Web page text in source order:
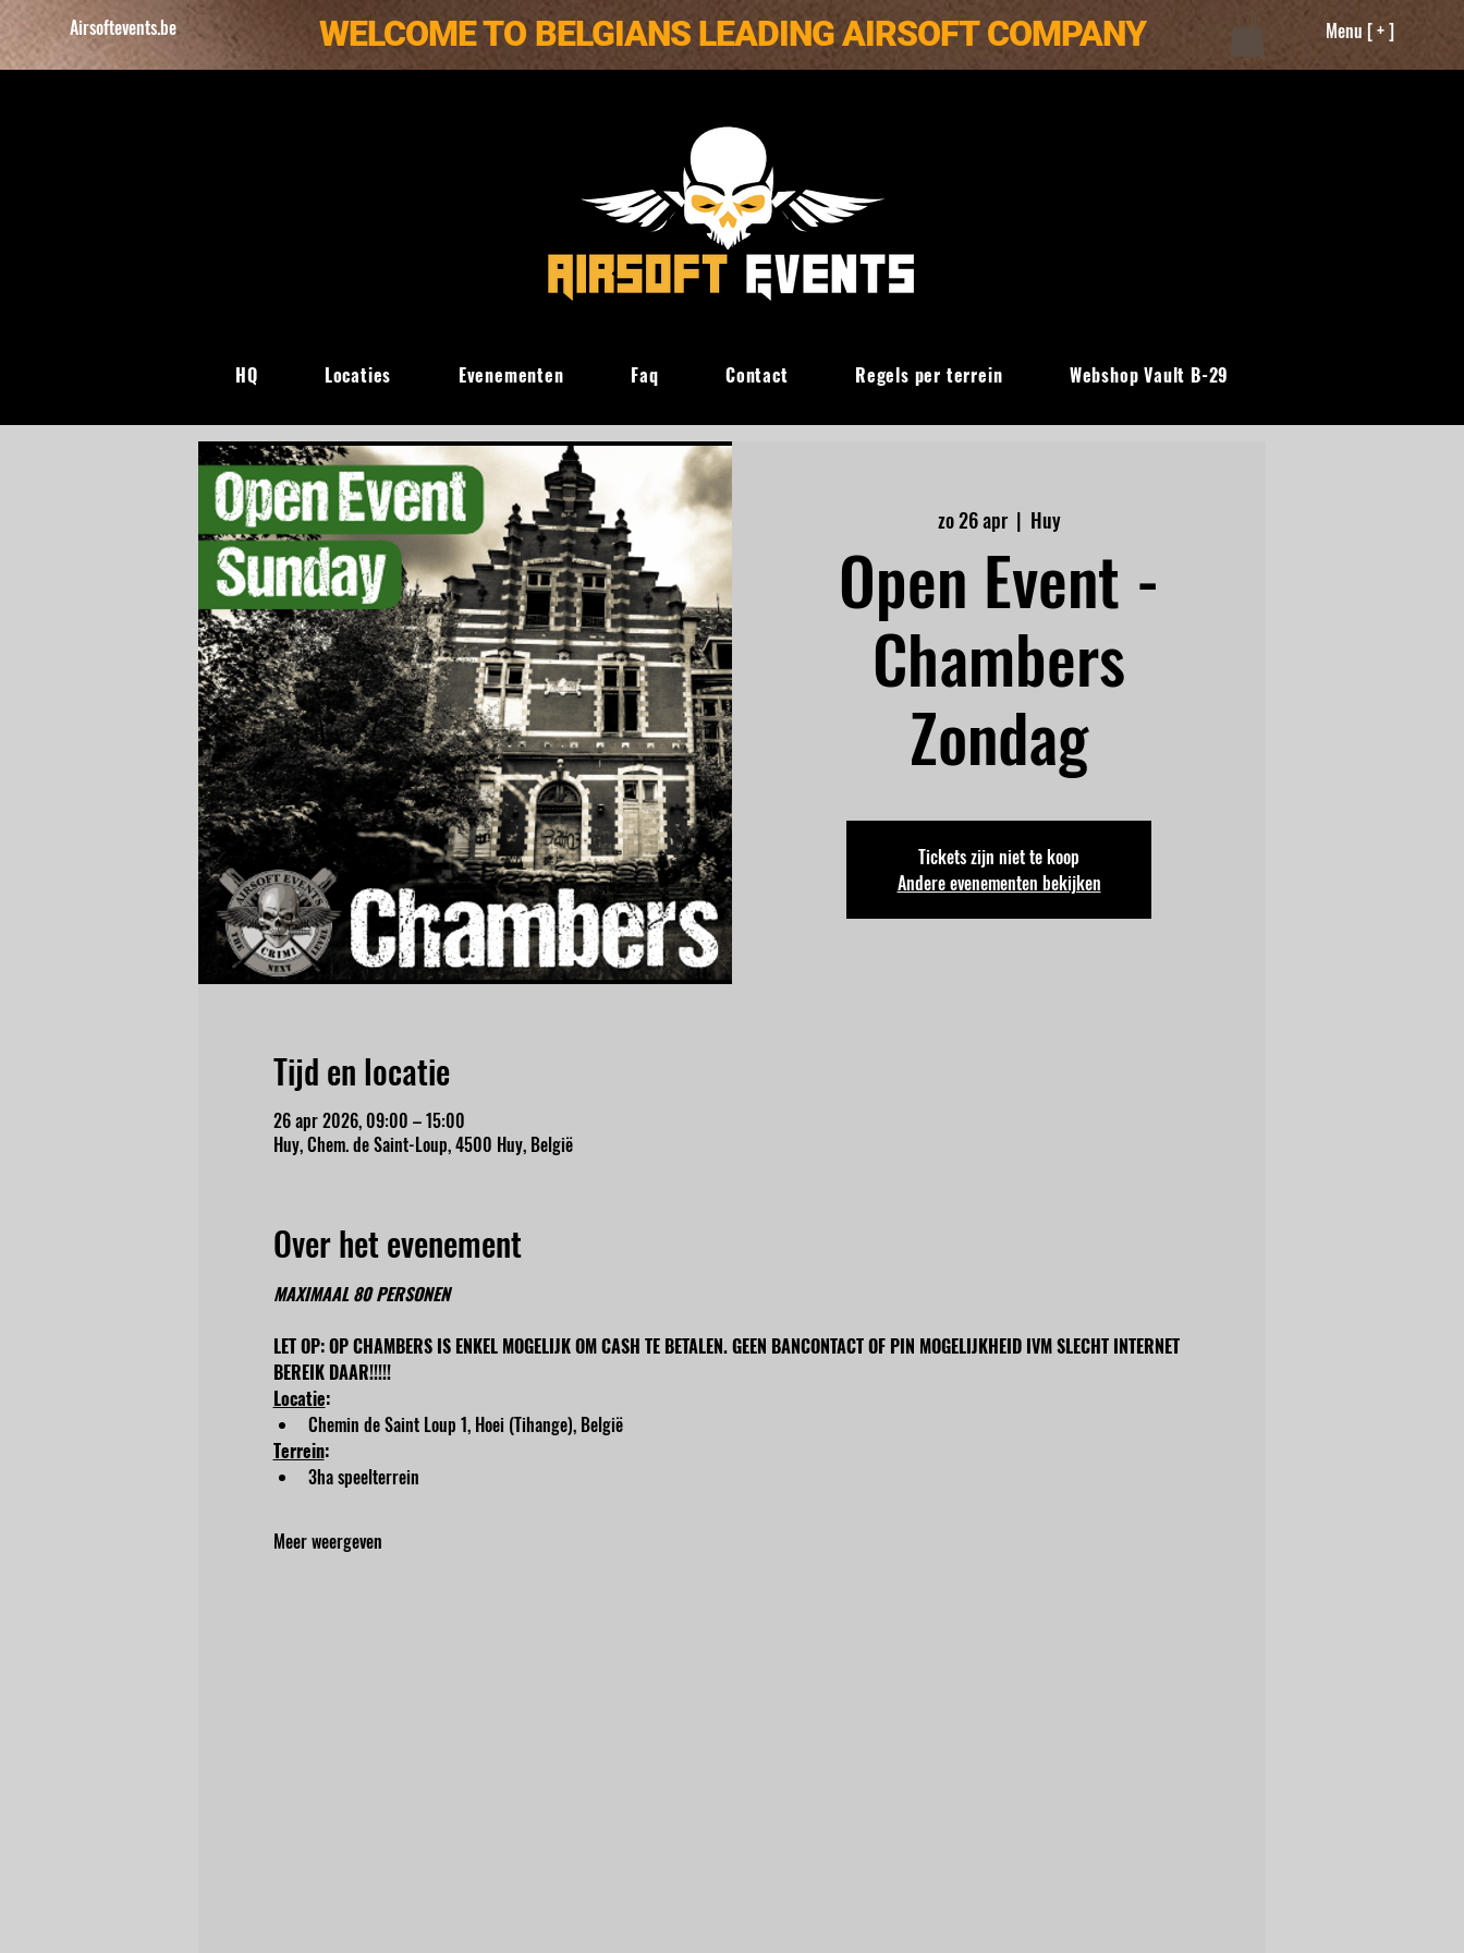
Airsoftevents.be Menu [ + ]
WELCOME TO BELGIANS LEADING AIRSOFT COMPANY
zo 26 apr
  |
Huy
Open Event -
Chambers
Zondag
Tickets zijn niet te koop
Andere evenementen bekijken
Tijd en locatie
26 apr 2026, 09:00 – 15:00
Huy, Chem. de Saint-Loup, 4500 Huy, België
Over het evenement
MAXIMAAL 80 PERSONEN
LET OP: OP CHAMBERS IS ENKEL MOGELIJK OM CASH TE BETALEN. GEEN BANCONTACT OF PIN MOGELIJKHEID IVM SLECHT INTERNET
BEREIK DAAR!!!!!
Locatie:
Chemin de Saint Loup 1, Hoei (Tihange), België
Terrein:
3ha speelterrein
Meer weergeven
HQ Locaties Evenementen Faq Contact Regels per terrein Webshop Vault B-29